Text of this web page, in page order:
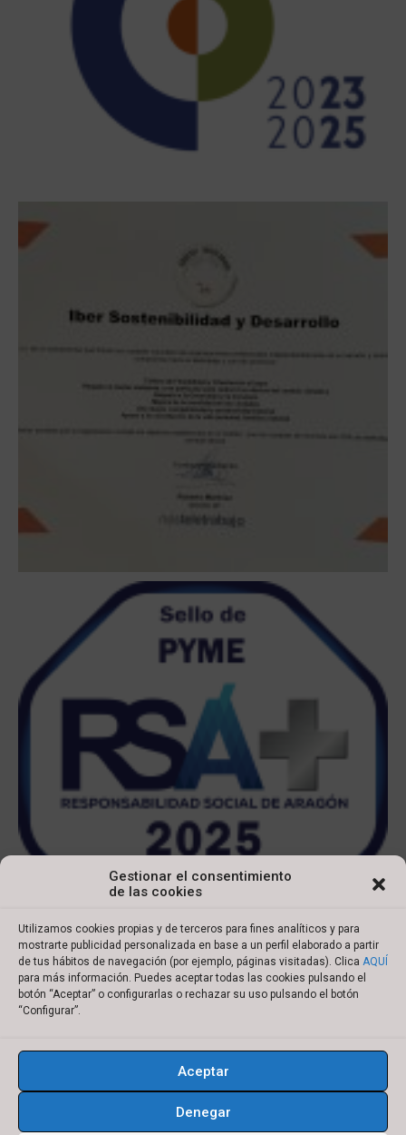
Gestionar el consentimiento
de las cookies
Utilizamos cookies propias y de terceros para fines analíticos y para
mostrarte publicidad personalizada en base a un perfil elaborado a partir
de tus hábitos de navegación (por ejemplo, páginas visitadas). Clica AQUÍ
para más información. Puedes aceptar todas las cookies pulsando el
botón “Aceptar” o configurarlas o rechazar su uso pulsando el botón
“Configurar”.
Aceptar
Denegar
Copyright © 2022 Ibersyd
s
i
n
k
w
i
t
u
Aviso legal
Política de cookies
Condiciones de compra